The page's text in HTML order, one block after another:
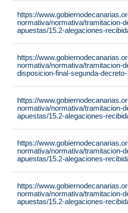
https://
normativa/normativa/tramitacion-
apuestas/15.2-alegaciones-
https://
normativa/normativa/tramitacion-
disposicion-final-segunda-
https://
normativa/normativa/tramitacion-
apuestas/15.2-alegaciones-
https://
normativa/normativa/tramitacion-
apuestas/15.2-alegaciones-
https://
normativa/normativa/tramitacion-
apuestas/15.2-alegaciones-